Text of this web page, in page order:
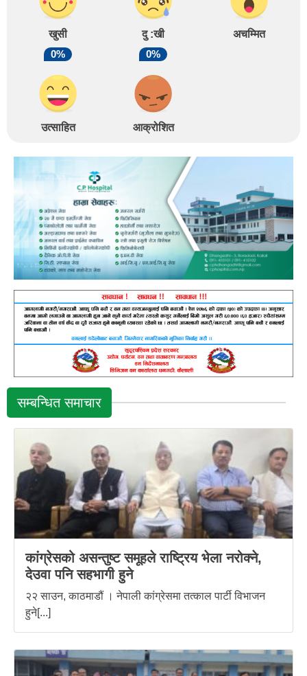
खुसी दु :खी
अचम्मित
0%
उत्साहित
0%
आक्रोशित
सम्बन्धित समाचार
कांग्रेसको असन्तुष्ट समूहले राष्ट्रिय भेला नरोक्ने,
देउवा पनि सहभागी हुने
२२ साउन, काठमाडौं । नेपाली कांग्रेसमा तत्काल पार्टी विभाजन
हुने[...]